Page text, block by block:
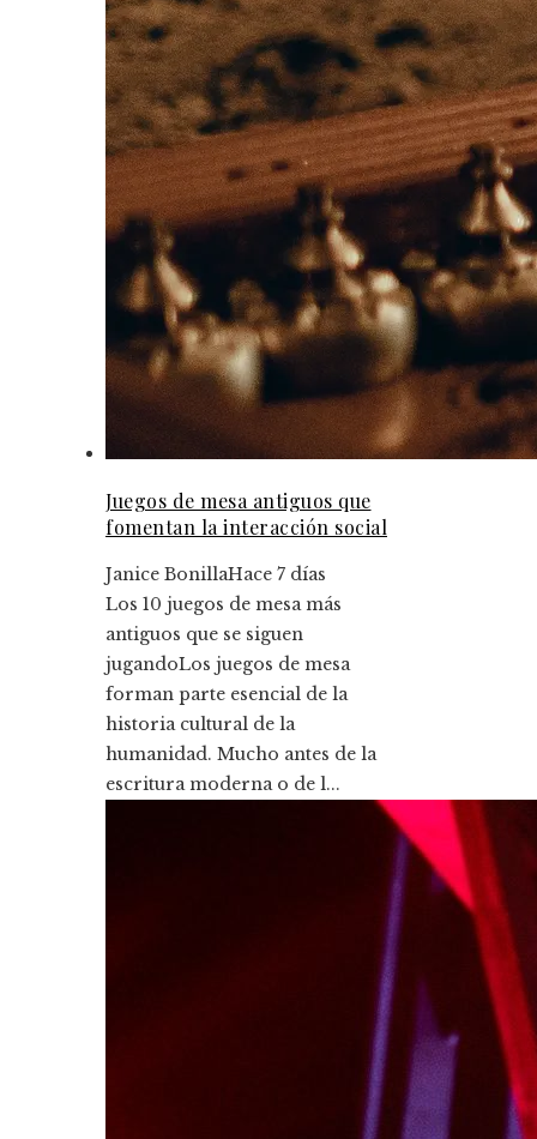
Juegos de mesa antiguos que
fomentan la interacción social
Janice BonillaHace 7 días
Los 10 juegos de mesa más
antiguos que se siguen
jugandoLos juegos de mesa
forman parte esencial de la
historia cultural de la
humanidad. Mucho antes de la
escritura moderna o de l...